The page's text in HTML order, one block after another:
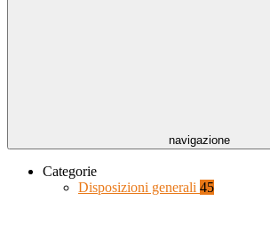
navigazione
Categorie
Disposizioni generali 45